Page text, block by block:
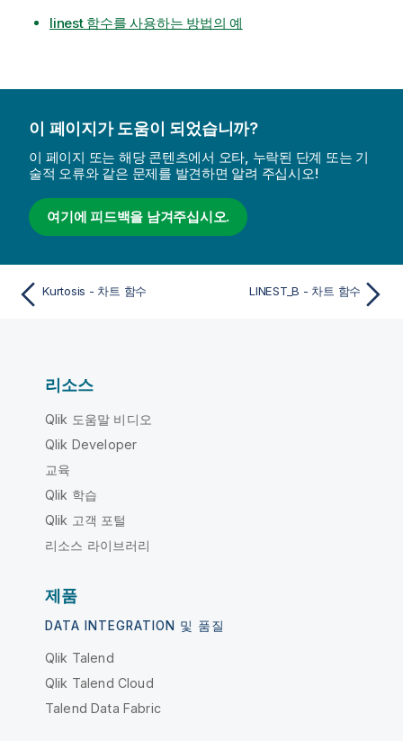
linest 함수를 사용하는 방법의 예
이 페이지가 도움이 되었습니까?
이 페이지 또는 해당 콘텐츠에서 오타, 누락된 단계 또는 기
술적 오류와 같은 문제를 발견하면 알려 주십시오!
여기에 피드백을 남겨주십시오.
Kurtosis - 차트 함수 LINEST_B - 차트 함수
리소스
Qlik 도움말 비디오
Qlik Developer
교육
Qlik 학습
Qlik 고객 포털
리소스 라이브러리
제품
DATA INTEGRATION 및 품질
Qlik Talend
Qlik Talend Cloud
Talend Data Fabric